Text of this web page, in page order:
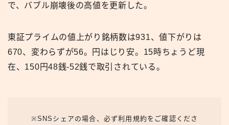
で、バブル崩壊後の高値を更新した。
東証プライムの値上がり銘柄数は931、値下がりは
670、変わらずが56。円はじり安。15時ちょうど現
在、150円48銭-52銭で取引されている。
※SNSシェアの場合、必ず利用規約をご確認くださ